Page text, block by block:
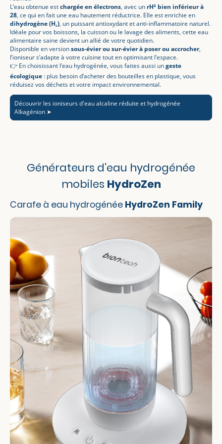
L’eau obtenue estchargée en électrons, avec un rH² bien inférieur à
28, ce qui en fait une eau hautement réductrice. Elle est enrichie en
dihydrogène (H₂), un puissant antioxydant et anti-inflammatoire naturel.
Idéale pour vos boissons, la cuisson ou le lavage des aliments, cette eau
alimentaire saine devient un allié de votre quotidien.
Disponible en versionsous-évier ou sur-évier à poser ou accrocher,
l’ioniseur s’adapte à votre cuisine tout en optimisant l’espace.
👉 En choisissant l’eau hydrogénée, vous faites aussi ungeste
écologique : plus besoin d’acheter des bouteilles en plastique, vous
réduisez vos déchets et votre impact environnemental.
Découvrir les ioniseurs d'eau alcaline réduite et hydrogénée
Alkagénion ➤
Générateurs d'eau hydrogénée
mobiles HydroZen
Carafe à eau hydrogénée HydroZen Family